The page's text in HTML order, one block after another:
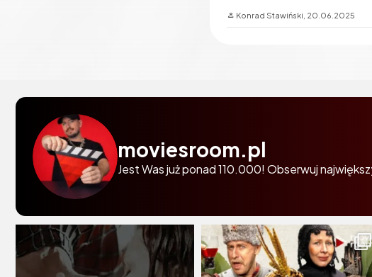
Konrad Stawiński, 20.06.2025
moviesroom.pl
Jest Was już ponad 110.000! Obserwuj